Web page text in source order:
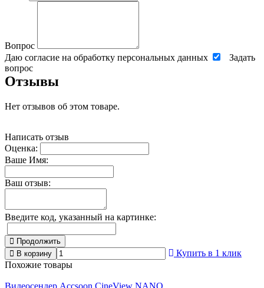
Вопрос
Даю согласие на обработку персональных данных
Задать
вопрос
Отзывы
Нет отзывов об этом товаре.
Написать отзыв
Оценка:
Ваше Имя:
Ваш отзыв:
Введите код, указанный на картинке:
Продолжить
В корзину
Купить в 1 клик
Похожие товары
Видеосендер Accsoon CineView NANO